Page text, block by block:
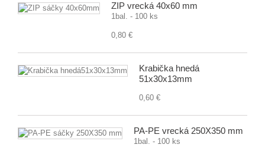
ZIP vrecká 40x60 mm
1bal. - 100 ks
0,80 €
Krabička hnedá
51x30x13mm
0,60 €
PA-PE vrecká 250X350 mm
1bal. - 100 ks